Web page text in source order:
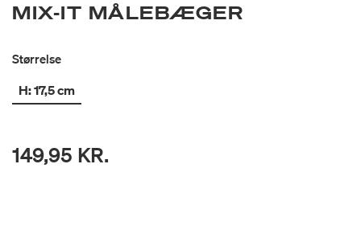
MIX-IT MÅLEBÆGER
Størrelse
H: 17,5 cm
149,95 KR.